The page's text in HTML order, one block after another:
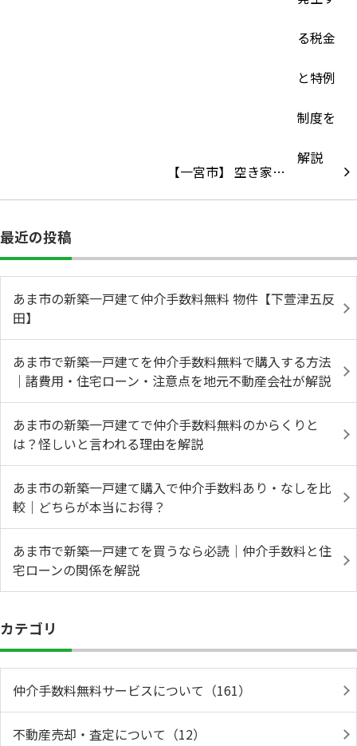
【一宮市】 空き家…
最近の投稿
あま市の新築一戸建て仲介手数料無料 物件【下萱津五反
田】
あま市で新築一戸建てを仲介手数料無料で購入する方法
｜諸費用・住宅ローン・注意点を地元不動産会社が解説
あま市の新築一戸建てで仲介手数料無料のからくりと
は？怪しいと言われる理由を解説
あま市の新築一戸建て購入で仲介手数料あり・なしを比
較｜どちらが本当にお得？
あま市で新築一戸建てを買うなら必読｜仲介手数料と住
宅ローンの関係を解説
カテゴリ
仲介手数料無料サービスについて（161）
不動産売却・査定について（12）